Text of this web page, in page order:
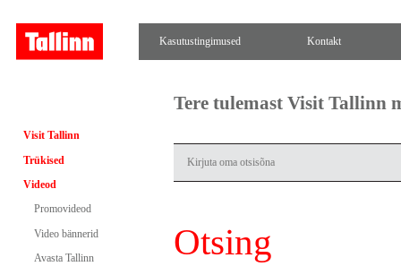
Kasutustingimused Kontakt
Visit Tallinn
Trükised
Videod
Promovideod
Video bännerid
Avasta Tallinn
Tere tulemast Visit Tallinn
Otsing